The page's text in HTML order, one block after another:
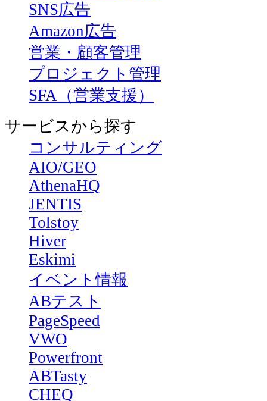
SNS広告
Amazon広告
営業・顧客管理
プロジェクト管理
SFA（営業支援）
サービスから探す
コンサルティング
AIO/GEO
AthenaHQ
JENTIS
Tolstoy
Hiver
Eskimi
イベント情報
ABテスト
PageSpeed
VWO
Powerfront
ABTasty
CHEQ